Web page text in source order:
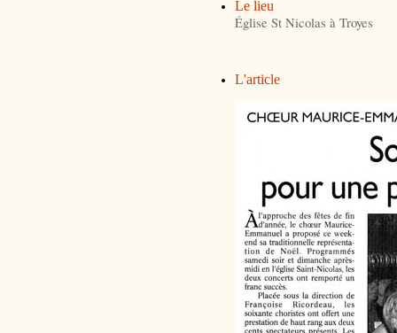
Le lieu
Église St Nicolas à Troyes
L'article